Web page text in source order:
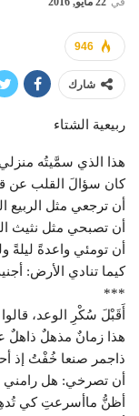
946
شارك
ربيعية الشتاء
هذا الذي سمَّيتُه
كان سؤالَ القلب عن
أن ترجعي مثل الربيع
أن تصبحي مثل نثيث
أن تومئي واعدةً ليلةً
كيما تنادي الأرض:
***
أَقَبْلَ سُكْرِ الوعد،
هذا زمانٌ مذهلٌ ذاهلٌ
ذاجمر صنعا خُفْتُ إذ
أن تصرخي: هل رامني
أظنُّ ماأسرعتِ كي